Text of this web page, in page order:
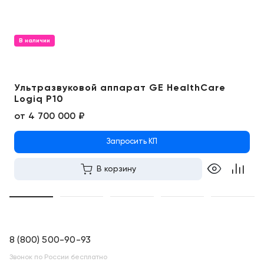
В наличии
Ультразвуковой аппарат GE HealthCare
Logiq P10
от 4 700 000 ₽
Запросить КП
В корзину
8 (800) 500-90-93
Звонок по России бесплатно